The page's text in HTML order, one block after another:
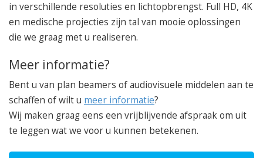
in verschillende resoluties en lichtopbrengst. Full HD, 4K
en medische projecties zijn tal van mooie oplossingen
die we graag met u realiseren.
Meer informatie?
Bent u van plan beamers of audiovisuele middelen aan te
schaffen of wilt u meer informatie?
Wij maken graag eens een vrijblijvende afspraak om uit
te leggen wat we voor u kunnen betekenen.